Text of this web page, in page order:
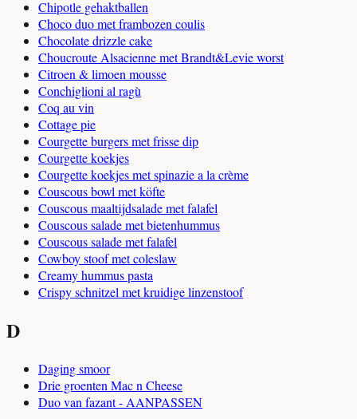
Chipotle gehaktballen
Choco duo met frambozen coulis
Chocolate drizzle cake
Choucroute Alsacienne met Brandt&Levie worst
Citroen & limoen mousse
Conchiglioni al ragù
Coq au vin
Cottage pie
Courgette burgers met frisse dip
Courgette koekjes
Courgette koekjes met spinazie a la crème
Couscous bowl met köfte
Couscous maaltijdsalade met falafel
Couscous salade met bietenhummus
Couscous salade met falafel
Cowboy stoof met coleslaw
Creamy hummus pasta
Crispy schnitzel met kruidige linzenstoof
D
Daging smoor
Drie groenten Mac n Cheese
Duo van fazant - AANPASSEN